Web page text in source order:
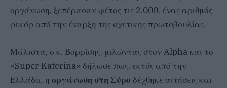
οργάνωση, ξεπέρασαν φέτος τις 2.000, ένας αριθμός
ρεκόρ από την έναρξη της σχετικης πρωτοβουλίας.
Μάλιστα, ο κ. Βορρίσης, μιλώντας στον Alpha και το
«Super Katerina» δήλωσε πως, εκτός από την
Ελλάδα, η οργάνωση στη Σύρο δέχθηκε αιτήσεις και